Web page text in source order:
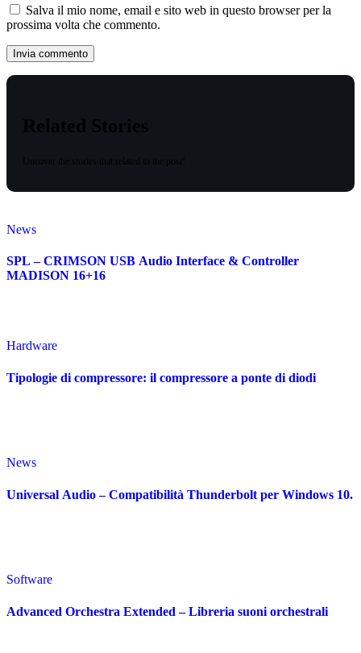
Salva il mio nome, email e sito web in questo browser per la
prossima volta che commento.
Related Stories
News
SPL – CRIMSON USB Audio Interface & Controller
MADISON 16+16
Hardware
Tipologie di compressore: il compressore a ponte di diodi
News
Universal Audio – Compatibilità Thunderbolt per Windows 10.
Software
Advanced Orchestra Extended – Libreria suoni orchestrali